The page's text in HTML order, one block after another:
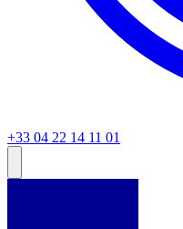
+33 04 22 14 11 01